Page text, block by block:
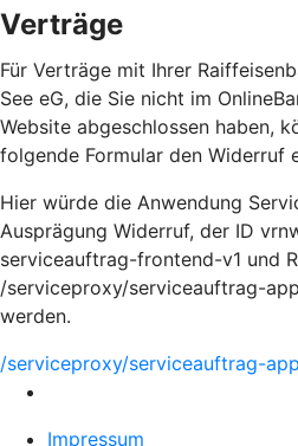
Verträge
Für Verträge mit Ihrer
See eG, die Sie nicht im
Website abgeschlossen haben,
folgende Formular den Widerruf
Hier würde die Anwendung
Ausprägung Widerruf, der ID
serviceauftrag-frontend-v1 und
/serviceproxy/serviceauftrag-
werden.
/serviceproxy/serviceauftrag-
Impressum